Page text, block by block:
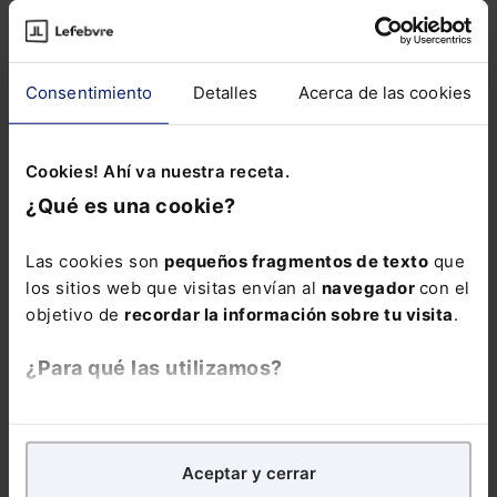
Consentimiento Detalles Acerca de las cookies
Cookies! Ahí va nuestra receta.
¿Qué es una cookie?
Las cookies son pequeños fragmentos de texto que
los sitios web que visitas envían al navegador con el
objetivo de recordar la información sobre tu visita.
¿Para qué las utilizamos?
analíticospara tratar demejorar tu experienciaen
nuestra página web. También con fines publicitarios,
Aceptar y cerrar
Email:
Protección de Datos
ENVIAR